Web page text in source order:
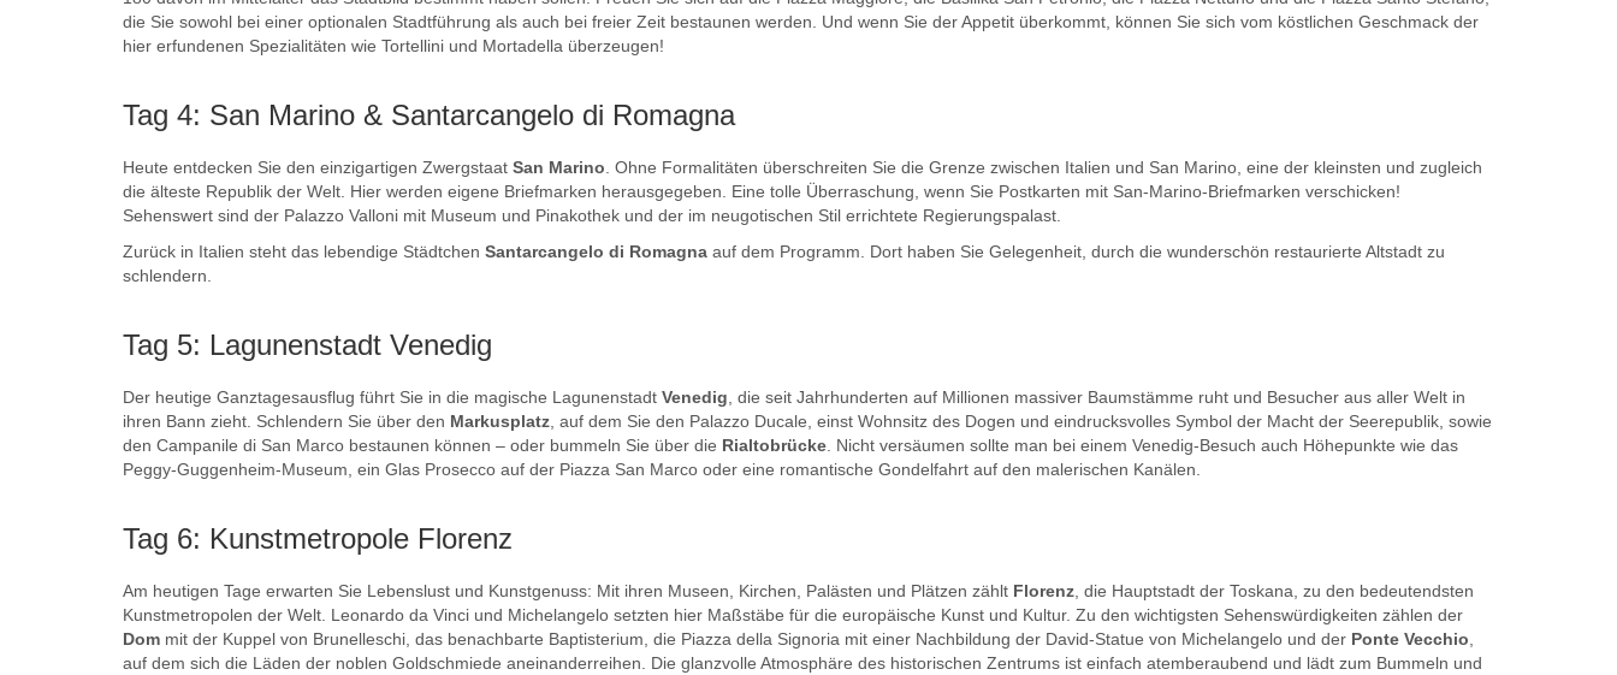
die Sie sowohl bei einer optionalen Stadtführung als auch bei freier Zeit bestaunen werden. Und wenn Sie der Appetit überkommt, können Sie sich vom köstlichen Geschmack der
hier erfundenen Spezialitäten wie Tortellini und Mortadella überzeugen!
Tag 4: San Marino & Santarcangelo di Romagna
Heute entdecken Sie den einzigartigen Zwergstaat San Marino . Ohne Formalitäten überschreiten Sie die Grenze zwischen Italien und San Marino, eine der kleinsten und zugleich
die älteste Republik der Welt. Hier werden eigene Briefmarken herausgegeben. Eine tolle Überraschung, wenn Sie Postkarten mit San-Marino-Briefmarken verschicken!
Sehenswert sind der Palazzo Valloni mit Museum und Pinakothek und der im neugotischen Stil errichtete Regierungspalast.
Zurück in Italien steht das lebendige Städtchen Santarcangelo di Romagna auf dem Programm. Dort haben Sie Gelegenheit, durch die wunderschön restaurierte Altstadt zu
schlendern.
Tag 5: Lagunenstadt Venedig
Der heutige Ganztagesausflug führt Sie in die magische Lagunenstadt Venedig , die seit Jahrhunderten auf Millionen massiver Baumstämme ruht und Besucher aus aller Welt in
ihren Bann zieht. Schlendern Sie über den Markusplatz , auf dem Sie den Palazzo Ducale, einst Wohnsitz des Dogen und eindrucksvolles Symbol der Macht der Seerepublik, sowie
den Campanile di San Marco bestaunen können – oder bummeln Sie über die Rialtobrücke . Nicht versäumen sollte man bei einem Venedig-Besuch auch Höhepunkte wie das
Peggy-Guggenheim-Museum, ein Glas Prosecco auf der Piazza San Marco oder eine romantische Gondelfahrt auf den malerischen Kanälen.
Tag 6: Kunstmetropole Florenz
Am heutigen Tage erwarten Sie Lebenslust und Kunstgenuss: Mit ihren Museen, Kirchen, Palästen und Plätzen zählt Florenz , die Hauptstadt der Toskana, zu den bedeutendsten
Kunstmetropolen der Welt. Leonardo da Vinci und Michelangelo setzten hier Maßstäbe für die europäische Kunst und Kultur. Zu den wichtigsten Sehenswürdigkeiten zählen der
Dom mit der Kuppel von Brunelleschi, das benachbarte Baptisterium, die Piazza della Signoria mit einer Nachbildung der David-Statue von Michelangelo und der Ponte Vecchio
auf dem sich die Läden der noblen Goldschmiede aneinanderreihen. Die glanzvolle Atmosphäre des historischen Zentrums ist einfach atemberaubend und lädt zum Bummeln und